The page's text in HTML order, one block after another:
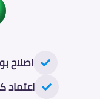
اصلاح
اعتماد